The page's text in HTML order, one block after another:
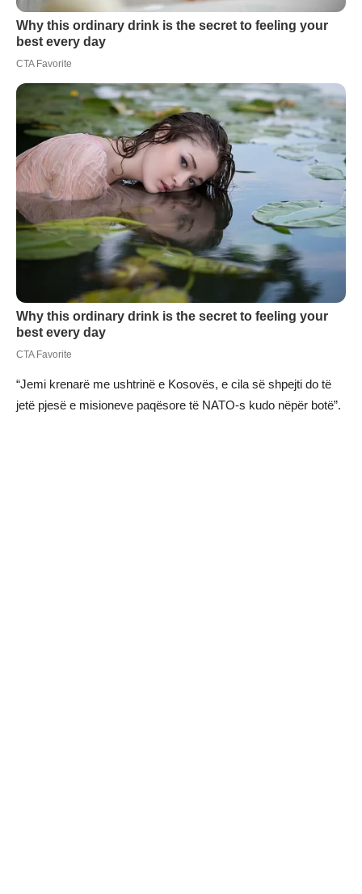
“Jemi krenarë me ushtrinë e Kosovës, e cila së shpejti do të
jetë pjesë e misioneve paqësore të NATO-s kudo nëpër botë”.